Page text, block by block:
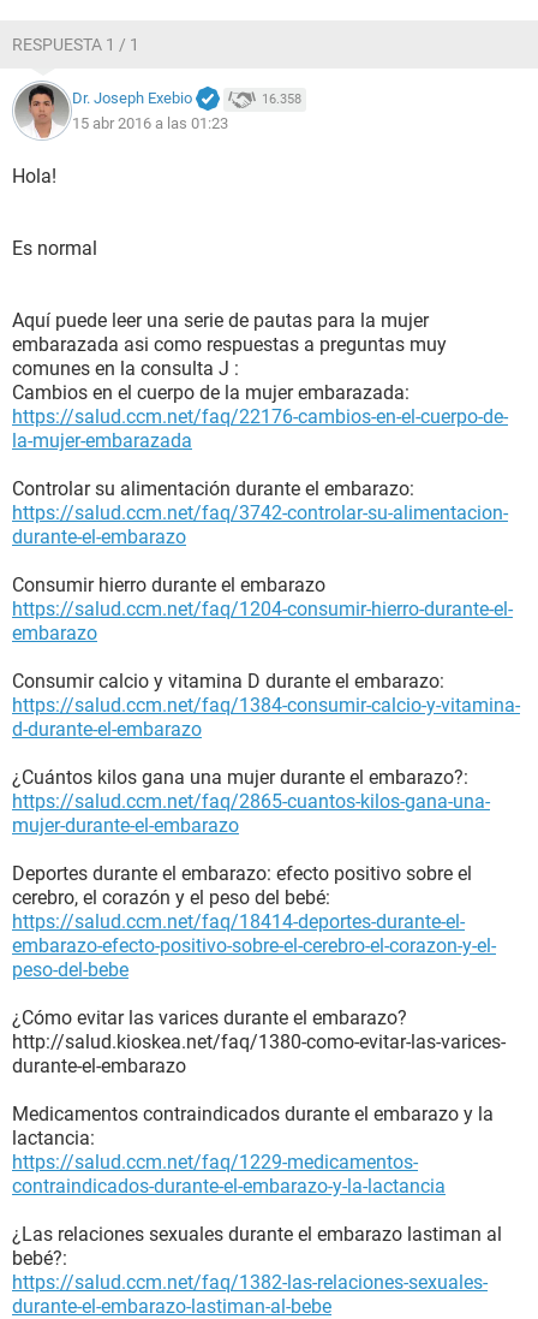
RESPUESTA 1 / 1
Dr. Joseph Exebio 16.358
15 abr 2016 a las 01:23
Hola!
Es normal
Aquí puede leer una serie de pautas para la mujer
embarazada asi como respuestas a preguntas muy
comunes en la consulta J :
Cambios en el cuerpo de la mujer embarazada:
https://salud.ccm.net/faq/22176-cambios-en-el-cuerpo-de-
la-mujer-embarazada
Controlar su alimentación durante el embarazo:
https://salud.ccm.net/faq/3742-controlar-su-alimentacion-
durante-el-embarazo
Consumir hierro durante el embarazo
https://salud.ccm.net/faq/1204-consumir-hierro-durante-el-
embarazo
Consumir calcio y vitamina D durante el embarazo:
https://salud.ccm.net/faq/1384-consumir-calcio-y-vitamina-
d-durante-el-embarazo
¿Cuántos kilos gana una mujer durante el embarazo?:
https://salud.ccm.net/faq/2865-cuantos-kilos-gana-una-
mujer-durante-el-embarazo
Deportes durante el embarazo: efecto positivo sobre el
cerebro, el corazón y el peso del bebé:
https://salud.ccm.net/faq/18414-deportes-durante-el-
embarazo-efecto-positivo-sobre-el-cerebro-el-corazon-y-el-
peso-del-bebe
¿Cómo evitar las varices durante el embarazo?
http://salud.kioskea.net/faq/1380-como-evitar-las-varices-
durante-el-embarazo
Medicamentos contraindicados durante el embarazo y la
lactancia:
https://salud.ccm.net/faq/1229-medicamentos-
contraindicados-durante-el-embarazo-y-la-lactancia
¿Las relaciones sexuales durante el embarazo lastiman al
bebé?:
https://salud.ccm.net/faq/1382-las-relaciones-sexuales-
durante-el-embarazo-lastiman-al-bebe